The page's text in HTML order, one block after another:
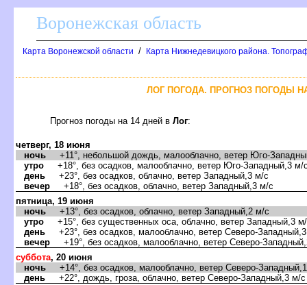
оронежская область
Карта Воронежской области / Карта Нижнедевицкого района.
ЛОГ ПОГОДА. ПРОГНОЗ ПОГОДЫ
Прогноз погоды на 14 дней Ло:
четверг, 18 июня
ночь +11°, небольшой дождь, малооблачно, ветер Юго-
утро +18°, без осадков, малооблачно, ветер Юго-Западный,3 м/
день +23°, без осадков, облачно, ветер Западный,3 м/с
ечер +18°, без осадков, облачно, ветер Западный,3 м/с
пятница, 19 июня
ночь +13°, без осадков, облачно, ветер Западный,2 м/с
утро +15°, без существенных оса, облачно, ветер Западный,3
день +23°, без осадков, малооблачно, ветер Северо-
ечер +19°, без осадков, малооблачно, ветер Северо-
суббота, 20 июня
ночь +14°, без осадков, малооблачно, ветер Северо-
день +22°, дождь, гроза, облачно, ветер Северо-Западный,3 м/с